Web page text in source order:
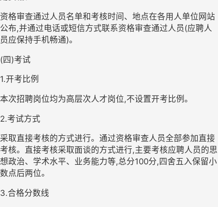
资格审查通过人员名单和考核时间、地点在各用人单位网站
公布,并通过电话或短信方式联系资格审查通过人员(应聘人
员应保持手机畅通)。
(四)考试
1.开考比例
本次招聘岗位均为高层次人才岗位,不设置开考比例。
2.考试方式
采取直接考核的方式进行。 通过资格审查人员全部参加直接
考核。 直接考核采取面谈的方式进行,主要考核应聘人员的思
想政治、学术水平、业务能力等,总分100分,四舍五入保留小
数点后两位。
3.合格分数线